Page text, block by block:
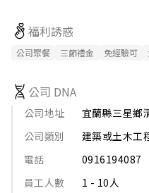
福利誘惑
公司聚餐 三節禮金 免經驗可
公司 DNA
公司地址
宜蘭縣三星鄉
公司類別
建築或土木工
電話
0916194087
員工人數
1 - 10人